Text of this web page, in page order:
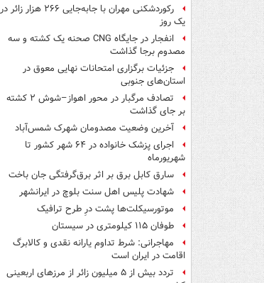
رکوردشکنی مهران با جابه‌جایی ۲۶۶ هزار زائر در
یک روز
انفجار در جایگاه CNG صحنه یک کشته و سه
مصدوم برجا گذاشت
جزئیات برگزاری امتحانات نهایی معوق در
استان‌های جنوبی
تصادف مرگبار در محور اهواز–شوش ۲ کشته
بر جای گذاشت
آخرین وضعیت مصدومان شهرک شمس‌آباد
اجرای پزشک خانواده در ۶۴ شهر کشور تا
شهریورماه
سارق کابل برق بر اثر برق‌گرفتگی جان باخت
شهادت پلیس اهل سنت بلوچ در ایرانشهر
موتورسیکلت‌ها پشت درِ طرح ترافیک
طوفان ۱۱۵ کیلومتری در سیستان
مهاجرانی: شرط تداوم یارانه نقدی و کالابرگ
اقامت در ایران است
تردد بیش از ۵ میلیون زائر از مرزهای اربعینی